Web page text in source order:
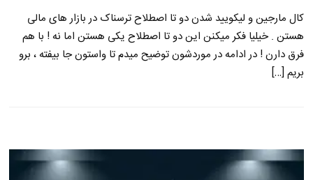
کال مارجین و لیکویید شدن دو تا اصطلاح ترسناک در بازار های مالی
هستن . خیلیا فکر میکنن این دو تا اصطلاح یکی هستن اما نه ! با هم
فرق دارن ! در ادامه در موردشون توضیح میدم تا واستون جا بیفته ، برو
بریم […]